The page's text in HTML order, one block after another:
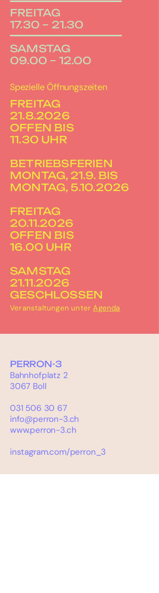
FREITAG
17.30 – 21.30
SAMSTAG
09.00 – 12.00
Spezielle Öffnungszeiten
FREITAG
21.8.2026
OFFEN BIS
11.30 UHR
BETRIEBSFERIEN
MONTAG, 21.9. BIS
MONTAG, 5.10.2026
FREITAG
20.11.2026
OFFEN BIS
16.00 UHR
SAMSTAG
21.11.2026
GESCHLOSSEN
Veranstaltungen unterAgenda
PERRON-3
Bahnhofplatz 2
3067 Boll
031 506 30 67
info@perron-3.ch
www.perron-3.ch
instagram.com/perron_3